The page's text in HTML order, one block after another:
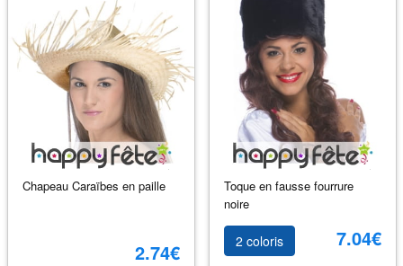
Chapeau Caraïbes en paille
2.74€
Toque en fausse fourrure
noire
2 coloris 7.04€